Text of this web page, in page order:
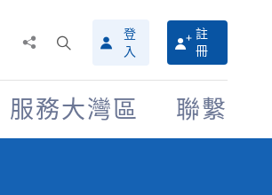
搜
尋
介
面
登
入
註
冊
服務大灣區 聯繫